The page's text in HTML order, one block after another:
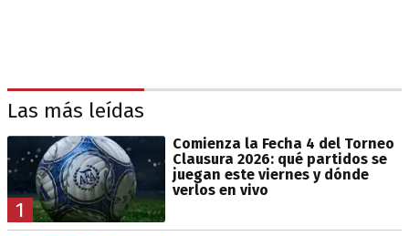
Las más leídas
1
Comienza la Fecha 4 del Torneo
Clausura 2026: qué partidos se
juegan este viernes y dónde
verlos en vivo